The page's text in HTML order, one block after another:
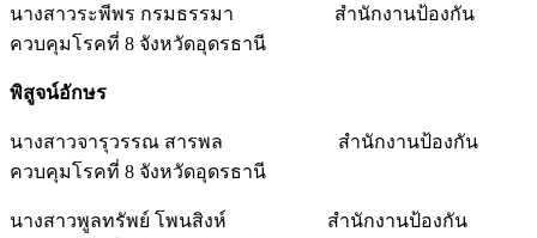
นางสาวระพีพร กรมธรรมา สำนักงานป้องกัน
ควบคุมโรคที่ 8 จังหวัดอุดรธานี
พิสูจน์อักษร
นางสาวจารุวรรณ สารพล สำนักงานป้องกัน
ควบคุมโรคที่ 8 จังหวัดอุดรธานี
นางสาวพูลทรัพย์ โพนสิงห์ สำนักงานป้องกัน